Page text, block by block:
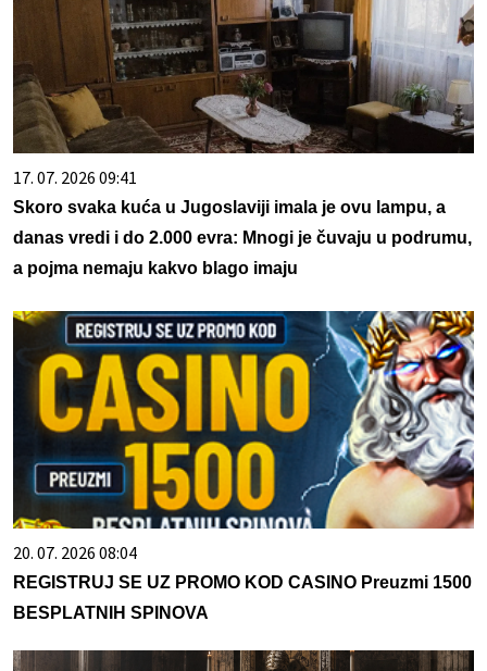
17. 07. 2026 09:41
Skoro svaka kuća u Jugoslaviji imala je ovu lampu, a
danas vredi i do 2.000 evra: Mnogi je čuvaju u podrumu,
a pojma nemaju kakvo blago imaju
20. 07. 2026 08:04
REGISTRUJ SE UZ PROMO KOD CASINO Preuzmi 1500
BESPLATNIH SPINOVA